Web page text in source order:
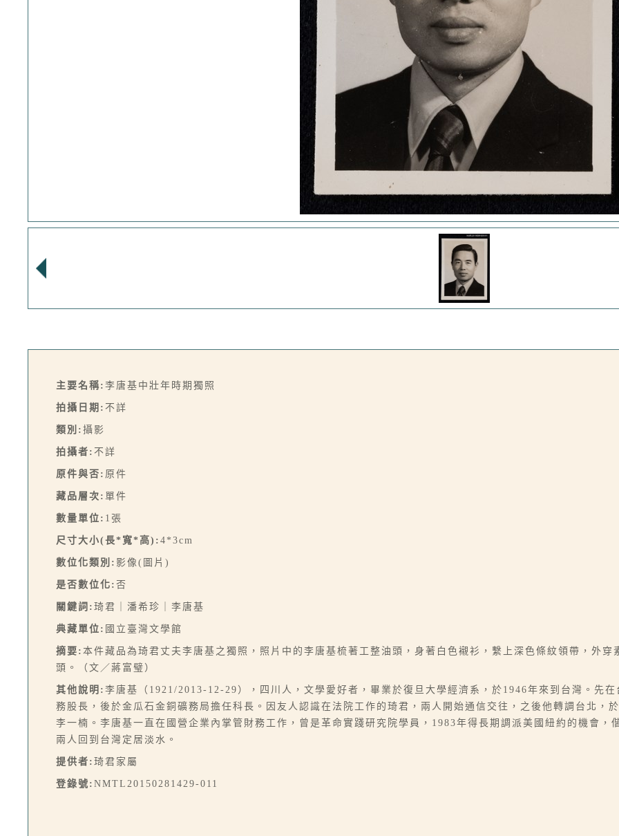
主要名稱: 李唐基中壯年時期獨照
拍攝日期: 不詳
類別: 攝影
拍攝者: 不詳
原件與否: 原件
藏品層次: 單件
數量單位: 1張
尺寸大小(長*寬*高): 4*3cm
數位化類別: 影像(圖片)
是否數位化: 否
關鍵詞: 琦君｜潘希珍｜李唐基
典藏單位: 國立臺灣文學館
摘要: 本件藏品為琦君丈夫李唐基之獨照，照片中的李唐基梳著工整油頭，身著白色襯衫，繫上深色條紋領帶，外
頭。（文／蔣富璧）
其他說明: 李唐基（1921/2013-12-29），四川人，文學愛好者，畢業於復旦大學經濟系，於1946年來到台灣。先
務股長，後於金瓜石金銅礦務局擔任科長。因友人認識在法院工作的琦君，兩人開始通信交往，之後他轉調台北，
李一楠。李唐基一直在國營企業內掌管財務工作，曾是革命實踐研究院學員，1983年得長期調派美國紐約的機會，
兩人回到台灣定居淡水。
提供者: 琦君家屬
登錄號: NMTL20150281429-011